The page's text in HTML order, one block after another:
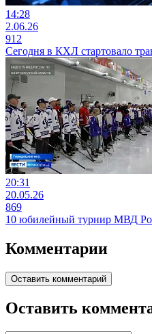
14:28
2.06.26
912
Сегодня в КХЛ стартовало
20:31
20.05.26
869
10 юбилейный турнир МВД
Комментарии
Оставить комментарий
Оставить